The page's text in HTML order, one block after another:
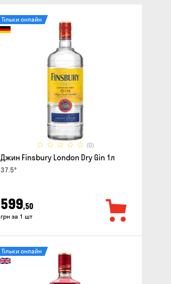
(0)
Тільки онлайн
Джин Finsbury London Dry Gin 1л
37.5°
599,50
грн за 1 шт
Тільки онлайн